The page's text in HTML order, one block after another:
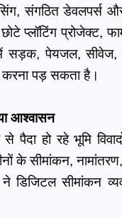
संगठित डेवलपर्स
प्लॉटिंग प्रोजेक्ट,
सड़क, पेयजल, सीवेज,
करना पड़ सकता है।
आश्वासन
हो रहे भूमि विवादों
के सीमांकन,
ने डिजिटल सीमांकन